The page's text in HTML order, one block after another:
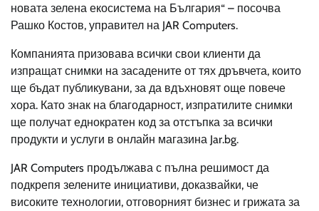
новата зелена екосистема на България“ – посочва
Рашко Костов, управител на JAR Computers.
Компанията призовава всички свои клиенти да
изпращат снимки на засадените от тях дръвчета, които
ще бъдат публикувани, за да вдъхновят още повече
хора. Като знак на благодарност, изпратилите снимки
ще получат еднократен код за отстъпка за всички
продукти и услуги в онлайн магазина Jar.bg.
JAR Computers продължава с пълна решимост да
подкрепя зелените инициативи, доказвайки, че
високите технологии, отговорният бизнес и грижата за